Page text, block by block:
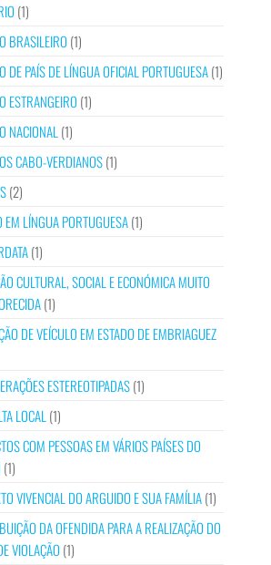
(1)
BRASILEIRO (1)
DE PAÍS DE LÍNGUA OFICIAL PORTUGUESA(1)
ESTRANGEIRO (1)
NACIONAL (1)
CABO-VERDIANOS(1)
(2)
EM LÍNGUA PORTUGUESA(1)
(1)
CULTURAL, SOCIAL E ECONÓMICA MUITO
(1)
DE VEÍCULO EM ESTADO DE EMBRIAGUEZ
ESTEREOTIPADAS(1)
LOCAL (1)
COM PESSOAS EM VÁRIOS PAÍSES DO
(1)
VIVENCIAL DO ARGUIDO E SUA FAMÍLIA(1)
DA OFENDIDA PARA A REALIZAÇÃO DO
VIOLAÇÃO (1)